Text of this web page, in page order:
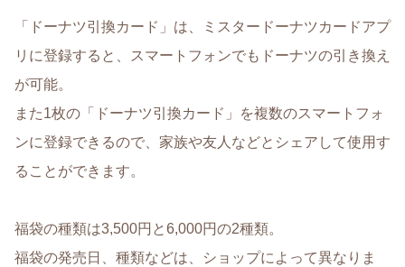
「ドーナツ引換カード」は、ミスタードーナツカードアプ
リに登録すると、スマートフォンでもドーナツの引き換え
が可能。
また1枚の「ドーナツ引換カード」を複数のスマートフォ
ンに登録できるので、家族や友人などとシェアして使用す
ることができます。
福袋の種類は3,500円と6,000円の2種類。
福袋の発売日、種類などは、ショップによって異なりま